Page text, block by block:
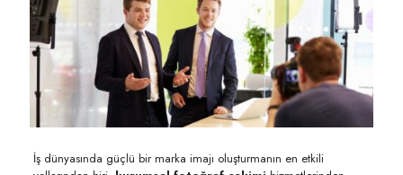
İş dünyasında güçlü bir marka imajı oluşturmanın en etkili